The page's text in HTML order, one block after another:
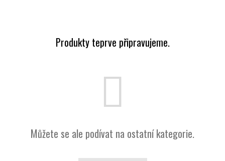
Produkty teprve připravujeme.
Můžete se ale podívat na ostatní kategorie.